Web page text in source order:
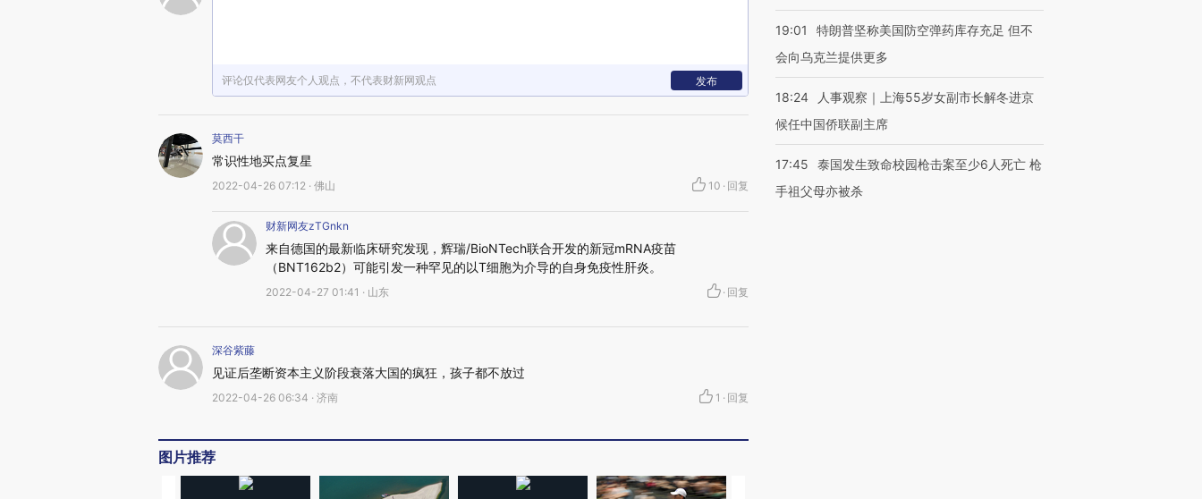
评论仅代表网友个人观点，不代表财新网观点 发布
莫西干
常识性地买点复星
2022-04-26 07:12 · 佛山 10 · 回复
财新网友zTGnkn
来自德国的最新临床研究发现，辉瑞/BioNTech联合开发的新冠mRNA疫苗
（BNT162b2）可能引发一种罕见的以T细胞为介导的自身免疫性肝炎。
2022-04-27 01:41 · 山东 · 回复
深谷紫藤
见证后垄断资本主义阶段衰落大国的疯狂，孩子都不放过
2022-04-26 06:34 · 济南 1 · 回复
图片推荐
19:01
特朗普坚称美国防空弹药库存充足 但不
会向乌克兰提供更多
18:24
人事观察｜上海55岁女副市长解冬进京
候任中国侨联副主席
17:45
泰国发生致命校园枪击案至少6人死亡 枪
手祖父母亦被杀